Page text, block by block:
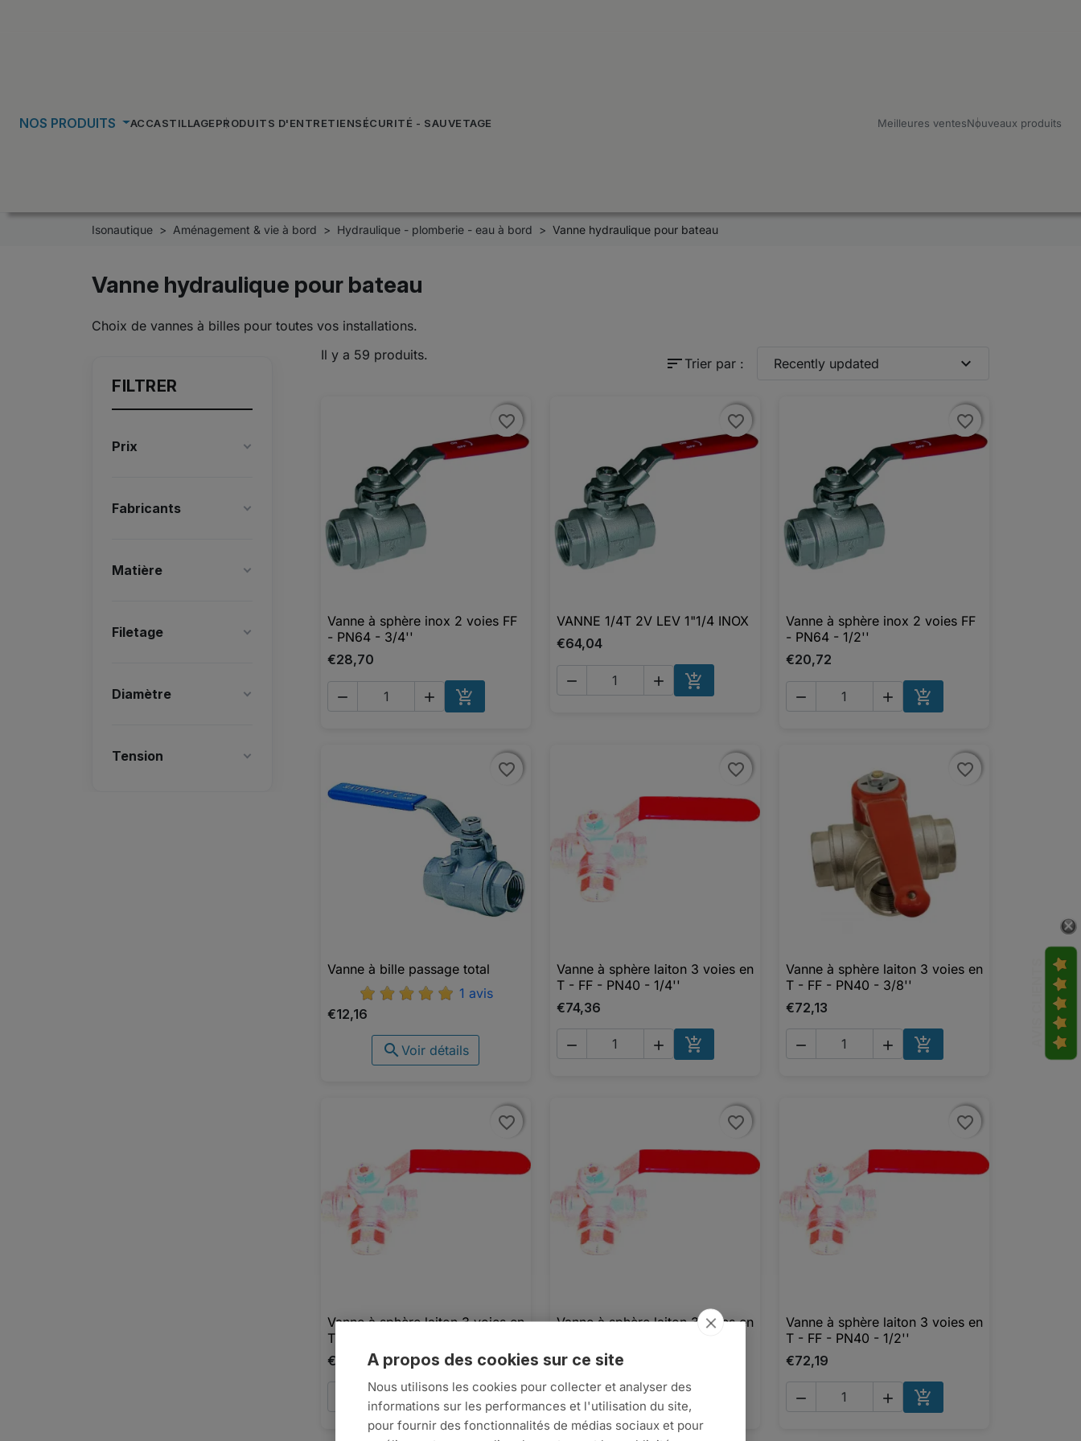
A propos des cookies sur ce site
Nous utilisons les cookies pour collecter et analyser des
informations sur les performances et l'utilisation du site,
pour fournir des fonctionnalités de médias sociaux et pour
NOS PRODUITS ACCASTILLAGEPRODUITS D'ENTRETIENSÉCURITÉ - SAUVETAGE Meilleures ventesNouveaux produits
Isonautique Aménagement & vie à bord Hydraulique - plomberie - eau à bord Vanne hydraulique pour bateau
Vanne hydraulique pour bateau
Choix de vannes à billes pour toutes vos installations.
FILTRER
Prix
Fabricants
Matière
Filetage
Diamètre
Tension
Il y a 59 produits. sort Trier par : Recently updated expand_more
favorite_border
favorite_border
 Aperçu rapide
Vanne à sphère inox 2 voies FF
- PN64 - 3/4''
€28,70
  
AJOUTER AU PANIER
favorite_border
favorite_border
 Aperçu rapide
VANNE 1/4T 2V LEV 1"1/4 INOX
€64,04
  
AJOUTER AU PANIER
favorite_border
favorite_border
 Aperçu rapide
Vanne à sphère inox 2 voies FF
- PN64 - 1/2''
€20,72
  
AJOUTER AU PANIER
favorite_border
favorite_border
 Aperçu rapide
Vanne à bille passage total
1 avis
€12,16
Voir détails
favorite_border
favorite_border
 Aperçu rapide
Vanne à sphère laiton 3 voies en
T - FF - PN40 - 1/4''
€74,36
  
AJOUTER AU PANIER
favorite_border
favorite_border
 Aperçu rapide
Vanne à sphère laiton 3 voies en
T - FF - PN40 - 3/8''
€72,13
  
AJOUTER AU PANIER
favorite_border
favorite_border
Vanne à sphère laiton 3 voies en
T - FF - PN40 - 3/4''
€86,12

AJOUTER AU PANIER
favorite_border
favorite_border
Aperçu rapide
Vanne à sphère laiton 3 voies en
€72,13
  
AJOUTER AU PANIER
favorite_border
favorite_border
 Aperçu rapide
Vanne à sphère laiton 3 voies en
T - FF - PN40 - 1/2''
€72,19
  
AJOUTER AU PANIER